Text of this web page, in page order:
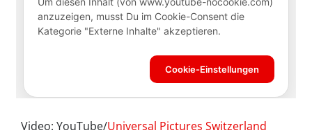
Video: YouTube/Universal Pictures Switzerland